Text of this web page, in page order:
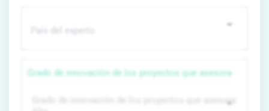
Grado de innovación de los proyectos que asesora